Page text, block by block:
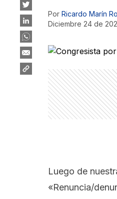
Por Ricardo Marín
diciembre 24 de
Luego de
«Renuncia/